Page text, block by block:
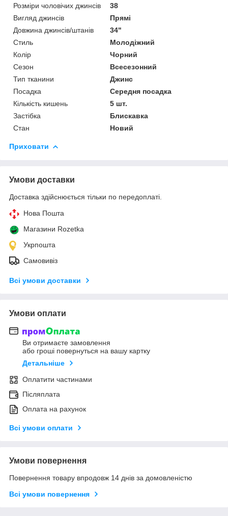
Розміри чоловічих джинсів
38
Вигляд джинсів
Прямі
Довжина джинсів/штанів
34"
Стиль
Молодіжний
Колір
Чорний
Сезон
Всесезонний
Тип тканини
Джинс
Посадка
Середня посадка
Кількість кишень
5 шт.
Застібка
Блискавка
Стан
Новий
Приховати
Умови доставки
Доставка здійснюється тільки по передоплаті.
Нова Пошта
Магазини Rozetka
Укрпошта
Самовивіз
Всі умови доставки
Умови оплати
Ви отримаєте замовлення
або гроші повернуться на вашу картку
Детальніше
Оплатити частинами
Післяплата
Оплата на рахунок
Всі умови оплати
Умови повернення
Повернення товару впродовж 14 днів за домовленістю
Всі умови повернення